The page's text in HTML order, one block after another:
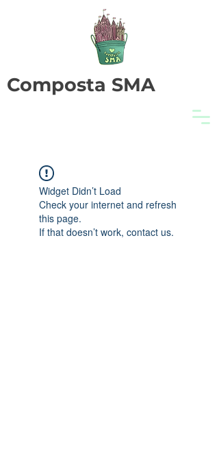
Composta SMA
Widget Didn’t Load
Check your internet and refresh
this page.
If that doesn’t work, contact us.